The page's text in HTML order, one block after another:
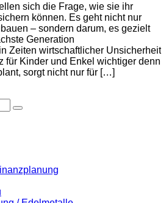
sich die Frage, wie sie ihr
können. Es geht nicht nur
– sondern darum, es gezielt
Generation
Zeiten wirtschaftlicher Unsicherheit
für Kinder und Enkel wichtiger denn
sorgt nicht nur für […]